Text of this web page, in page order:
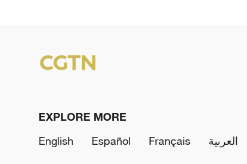
EXPLORE MORE
English
Español Français العربية